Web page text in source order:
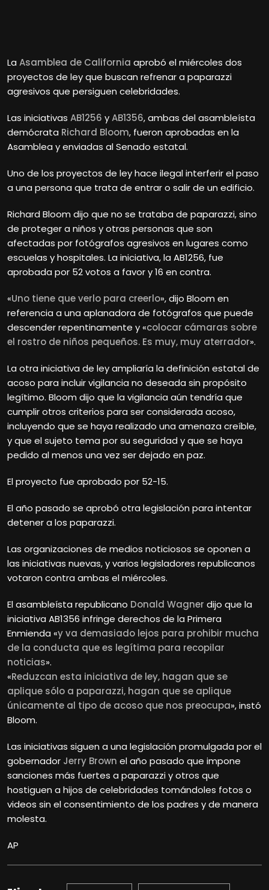
La Asamblea de California aprobó el miércoles dos
proyectos de ley que buscan refrenar a paparazzi
agresivos que persiguen celebridades.
Las iniciativas AB1256 yAB1356, ambas del asambleísta
demócrata Richard Bloom, fueron aprobadas en la
Asamblea y enviadas al Senado estatal.
Uno de los proyectos de ley hace ilegal interferir el paso
a una persona que trata de entrar o salir de un edificio.
Richard Bloom dijo que no se trataba de paparazzi, sino
de proteger a niños y otras personas que son
afectadas por fotógrafos agresivos en lugares como
escuelas y hospitales. La iniciativa, la AB1256, fue
aprobada por 52 votos a favor y 16 en contra.
«Uno tiene que verlo para creerlo», dijo Bloom en
referencia a una aplanadora de fotógrafos que puede
descender repentinamente y «colocar cámaras sobre
el rostro de niños pequeños. Es muy, muy aterrador».
La otra iniciativa de ley ampliaría la definición estatal de
acoso para incluir vigilancia no deseada sin propósito
legítimo. Bloom dijo que la vigilancia aún tendría que
cumplir otros criterios para ser considerada acoso,
incluyendo que se haya realizado una amenaza creíble,
y que el sujeto tema por su seguridad y que se haya
pedido al menos una vez ser dejado en paz.
El proyecto fue aprobado por 52-15.
El año pasado se aprobó otra legislación para intentar
detener a los paparazzi.
Las organizaciones de medios noticiosos se oponen a
las iniciativas nuevas, y varios legisladores republicanos
votaron contra ambas el miércoles.
El asambleísta republicano Donald Wagner dijo que la
iniciativa AB1356 infringe derechos de la Primera
Enmienda «y va demasiado lejos para prohibir mucha
de la conducta que es legítima para recopilar
noticias».
«Reduzcan esta iniciativa de ley, hagan que se
aplique sólo a paparazzi, hagan que se aplique
únicamente al tipo de acoso que nos preocupa», instó
Bloom.
Las iniciativas siguen a una legislación promulgada por el
gobernador Jerry Brown el año pasado que impone
sanciones más fuertes a paparazzi y otros que
hostiguen a hijos de celebridades tomándoles fotos o
videos sin el consentimiento de los padres y de manera
molesta.
AP